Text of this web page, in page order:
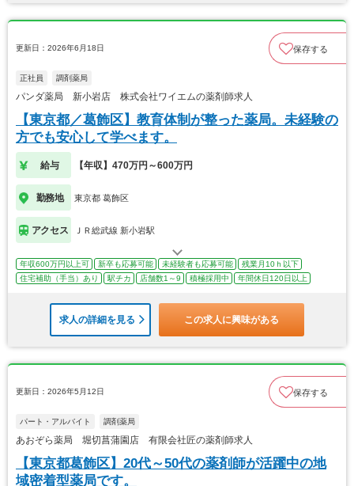
更新日：2026年6月18日 保存する
正社員 調剤薬局
パンダ薬局 新小岩店 株式会社ワイエムの薬剤師求人
【東京都／葛飾区】教育体制が整った薬局。未経験の
方でも安心して学べます。
給与 【年収】470万円～600万円
勤務地 東京都 葛飾区
アクセス ＪＲ総武線 新小岩駅
年収600万円以上可 新卒も応募可能 未経験者も応募可能
残業月10ｈ以下
住宅補助（手当）あり
駅チカ 店舗数1～9 積極採用中 年間休日120日以上
求人の詳細を見る この求人に興味がある
更新日：2026年5月12日 保存する
パート・アルバイト 調剤薬局
あおぞら薬局 堀切菖蒲園店 有限会社匠の薬剤師求人
【東京都葛飾区】20代～50代の薬剤師が活躍中の地
域密着型薬局です。